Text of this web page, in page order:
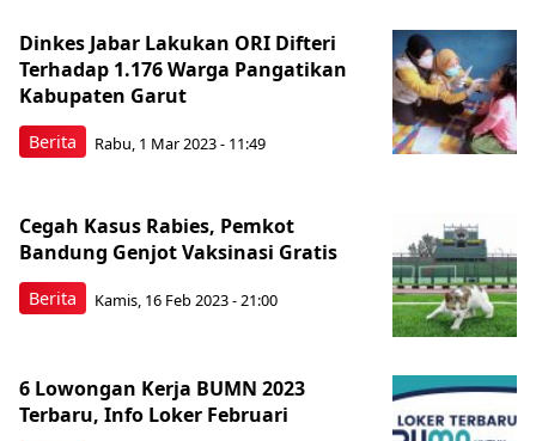
Berita
Dinkes Jabar Lakukan ORI Difteri
Terhadap 1.176 Warga Pangatikan
Kabupaten Garut
Rabu, 1 Mar 2023 - 11:49
Berita
Cegah Kasus Rabies, Pemkot
Bandung Genjot Vaksinasi Gratis
Kamis, 16 Feb 2023 - 21:00
6 Lowongan Kerja BUMN 2023
Terbaru, Info Loker Februari